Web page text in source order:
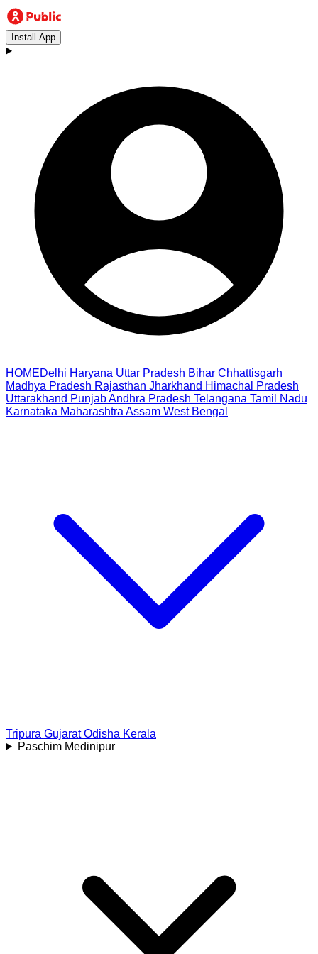
Install App
HOMEDelhi Haryana Uttar Pradesh Bihar Chhattisgarh
Madhya Pradesh Rajasthan Jharkhand Himachal Pradesh
Uttarakhand PunjabAndhra Pradesh Telangana Tamil Nadu
Karnataka Maharashtra Assam West Bengal
Tripura Gujarat Odisha Kerala
Paschim Medinipur